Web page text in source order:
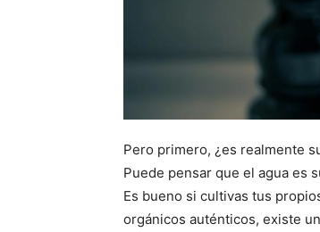
Pero primero, ¿es realmente
Puede pensar que el agua es
Es bueno si cultivas tus
orgánicos auténticos, existe